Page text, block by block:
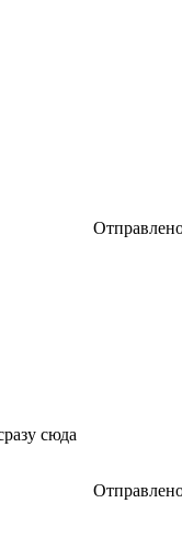
сюда